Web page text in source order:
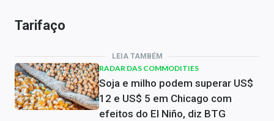
Tarifaço
LEIA TAMBÉM
RADAR DAS COMMODITIES
Soja e milho podem superar US$
12 e US$ 5 em Chicago com
efeitos do El Niño, diz BTG